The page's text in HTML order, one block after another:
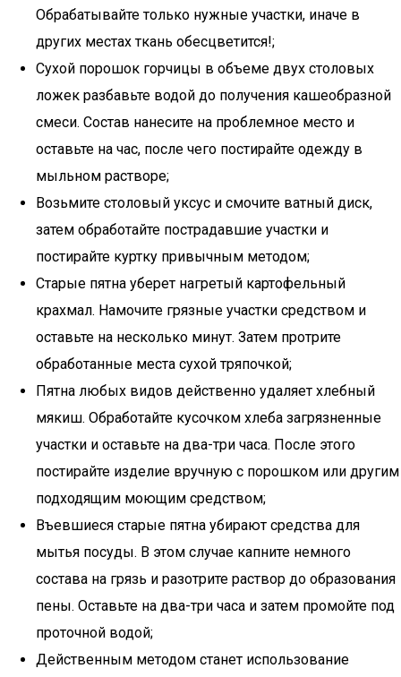
Обрабатывайте только нужные участки, иначе в
других местах ткань обесцветится!;
Сухой порошок горчицы в объеме двух столовых
ложек разбавьте водой до получения кашеобразной
смеси. Состав нанесите на проблемное место и
оставьте на час, после чего постирайте одежду в
мыльном растворе;
Возьмите столовый уксус и смочите ватный диск,
затем обработайте пострадавшие участки и
постирайте куртку привычным методом;
Старые пятна уберет нагретый картофельный
крахмал. Намочите грязные участки средством и
оставьте на несколько минут. Затем протрите
обработанные места сухой тряпочкой;
Пятна любых видов действенно удаляет хлебный
мякиш. Обработайте кусочком хлеба загрязненные
участки и оставьте на два-три часа. После этого
постирайте изделие вручную с порошком или другим
подходящим моющим средством;
Въевшиеся старые пятна убирают средства для
мытья посуды. В этом случае капните немного
состава на грязь и разотрите раствор до образования
пены. Оставьте на два-три часа и затем промойте под
проточной водой;
Действенным методом станет использование